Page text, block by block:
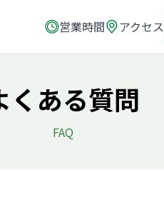
営業時間 アクセス
くある質問
FAQ